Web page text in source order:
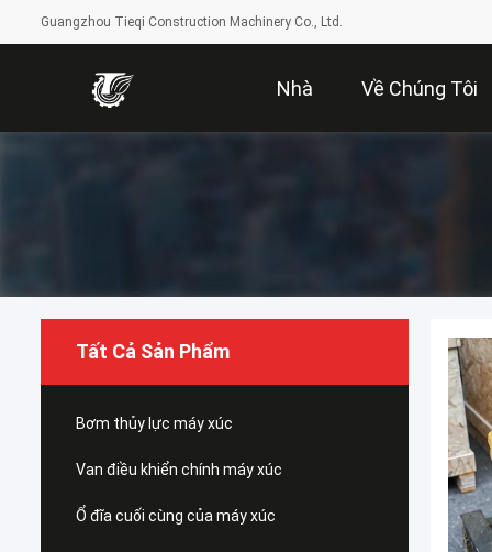
Guangzhou Tieqi Construction Machinery Co., Ltd.
Nhà Về Chúng Tôi
Tất Cả Sản Phẩm
Bơm thủy lực máy xúc
Van điều khiển chính máy xúc
Ổ đĩa cuối cùng của máy xúc